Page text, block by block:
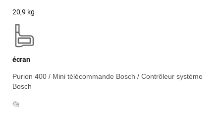
20,9 kg
écran
Purion 400 / Mini télécommande Bosch / Contrôleur système
Bosch